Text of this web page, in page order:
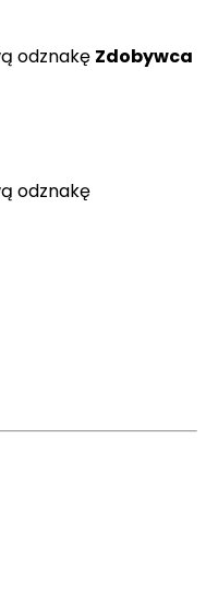
odznakę Zdobywca
odznakę